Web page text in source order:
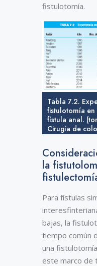
fistulotomía.
Tabla 7.2.
fistulotomía
fístula anal.
Cirugía de
anorrectales.
la
Para fístulas
bajas, la
tiempo común
una
este marco de